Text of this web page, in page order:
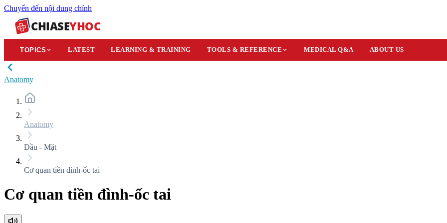
Chuyển đến nội dung chính
CHIASEYHOC
TOPICS LATEST LEARNING & TRAINING TOOLS & REFERENCE MEDICAL Q&A ABOUT US
Anatomy
Anatomy
Đầu - Mặt
Cơ quan tiền đình-ốc tai
Cơ quan tiền đình-ốc tai